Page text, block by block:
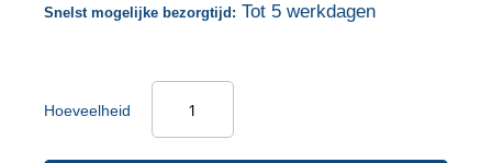
Snelst mogelijke bezorgtijd: Tot 5 werkdagen
Hoeveelheid